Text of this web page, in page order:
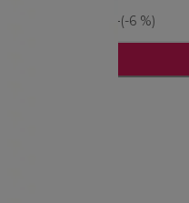
zile 371,90 RON(-6 %)